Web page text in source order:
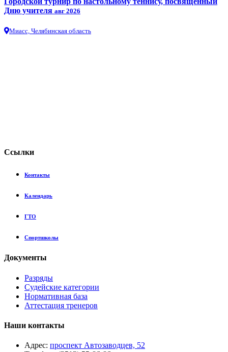
Дню учителя авг 2026
Миасс, Челябинская область
Сcылки
Контакты
Календарь
ГТО
Спортшколы
Документы
Разряды
Судейские категории
Нормативная база
Аттестация тренеров
Наши контакты
Адрес: проспект Автозаводцев, 52